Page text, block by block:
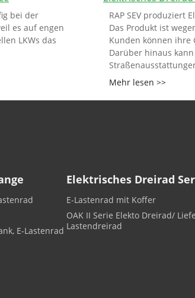
bei der
es auf engen
LKWs das
RAP SEV produziert
Das Produkt ist
Kunden können ihre
Darüber hinaus
Mehr lesen >>
E-Lastenrad
Elektrisches Dreirad
E-Lastenrad mit Koffer
OAK II Serie Elekto Dreirad/
Lastendreirad